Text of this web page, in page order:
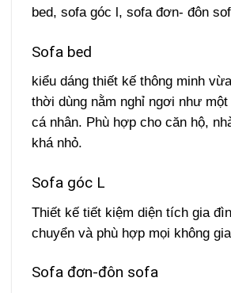
bed, sofa góc l, sofa đơn- đôn
Sofa bed
kiểu dáng thiết kế thông minh
thời dùng nằm nghỉ ngơi như
cá nhân. Phù hợp cho căn hộ,
khá nhỏ.
Sofa góc L
Thiết kế tiết kiệm diện tích gia
chuyển và phù hợp mọi không
Sofa đơn-đôn sofa